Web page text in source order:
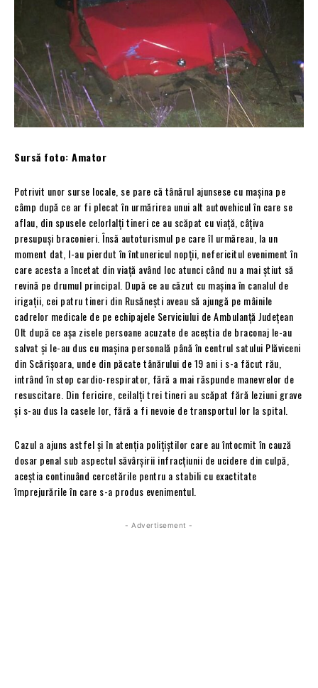
Sursă foto: Amator
Potrivit unor surse locale, se pare că tânărul ajunsese cu mașina pe
câmp după ce ar fi plecat în urmărirea unui alt autovehicul în care se
aflau, din spusele celorlalți tineri ce au scăpat cu viață, câțiva
presupuși braconieri. Însă autoturismul pe care îl urmăreau, la un
moment dat, l-au pierdut în întunericul nopții, nefericitul eveniment în
care acesta a încetat din viață având loc atunci când nu a mai știut să
revină pe drumul principal. După ce au căzut cu mașina în canalul de
irigații, cei patru tineri din Rusănești aveau să ajungă pe mâinile
cadrelor medicale de pe echipajele Serviciului de Ambulanță Județean
Olt după ce așa zisele persoane acuzate de aceștia de braconaj le-au
salvat și le-au dus cu mașina personală până în centrul satului Plăviceni
din Scărișoara, unde din păcate tânărului de 19 ani i s-a făcut rău,
intrând în stop cardio-respirator, fără a mai răspunde manevrelor de
resuscitare. Din fericire, ceilalți trei tineri au scăpat fără leziuni grave
și s-au dus la casele lor, fără a fi nevoie de transportul lor la spital.
Cazul a ajuns astfel și în atenția polițiștilor care au întocmit în cauză
dosar penal sub aspectul săvârșirii infracțiunii de ucidere din culpă,
aceștia continuând cercetările pentru a stabili cu exactitate
împrejurările în care s-a produs evenimentul.
- Advertisement -